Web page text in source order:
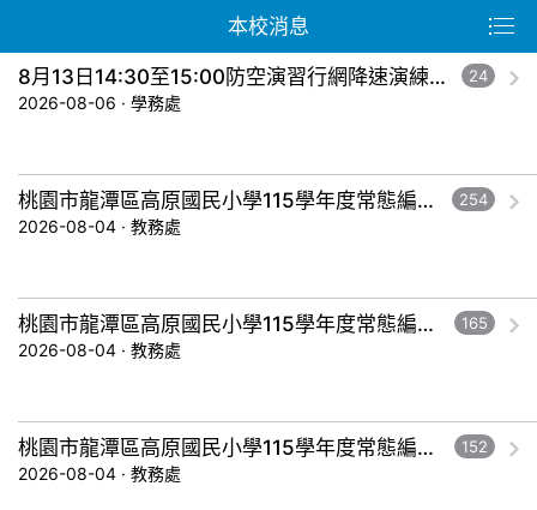
本校消息
8月13日14:30至15:00防空演習行網降速演練，請預為因應，詳洽NCC官網 24
2026-08-06 · 學務處
桃園市龍潭區高原國民小學115學年度常態編班暨導師編配作業結果公告-五年級。 254
2026-08-04 · 教務處
桃園市龍潭區高原國民小學115學年度常態編班暨導師編配作業結果公告-三年級。 165
2026-08-04 · 教務處
桃園市龍潭區高原國民小學115學年度常態編班暨導師編配作業結果公告-一年級。 152
2026-08-04 · 教務處